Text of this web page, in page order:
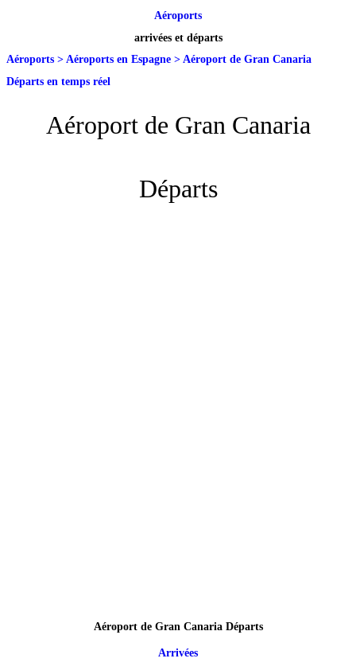
Aéroports
arrivées et départs
Aéroports > Aéroports en Espagne > Aéroport de Gran Canaria
Départs en temps réel
Aéroport de Gran Canaria
Départs
Aéroport de Gran Canaria Départs
Arrivées